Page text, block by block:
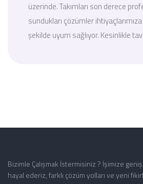
üzerinde. Takımları son derece
sundukları çözümler
şekilde uyum sağlıyor. Kesinlikle
Bizimle Çalışmak İstermisiniz ? İşimize geniş
hayal ederiz, farklı çözüm yolları ve yeni